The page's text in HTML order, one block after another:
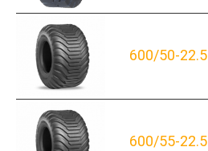
600/50-22.5
600/55-22.5